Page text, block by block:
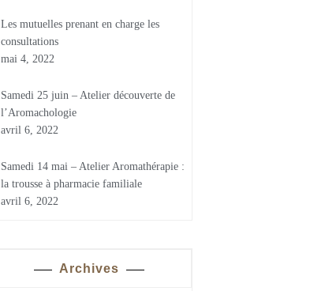
Les mutuelles prenant en charge les
consultations
mai 4, 2022
Samedi 25 juin – Atelier découverte de
l’Aromachologie
avril 6, 2022
Samedi 14 mai – Atelier Aromathérapie :
la trousse à pharmacie familiale
avril 6, 2022
Archives